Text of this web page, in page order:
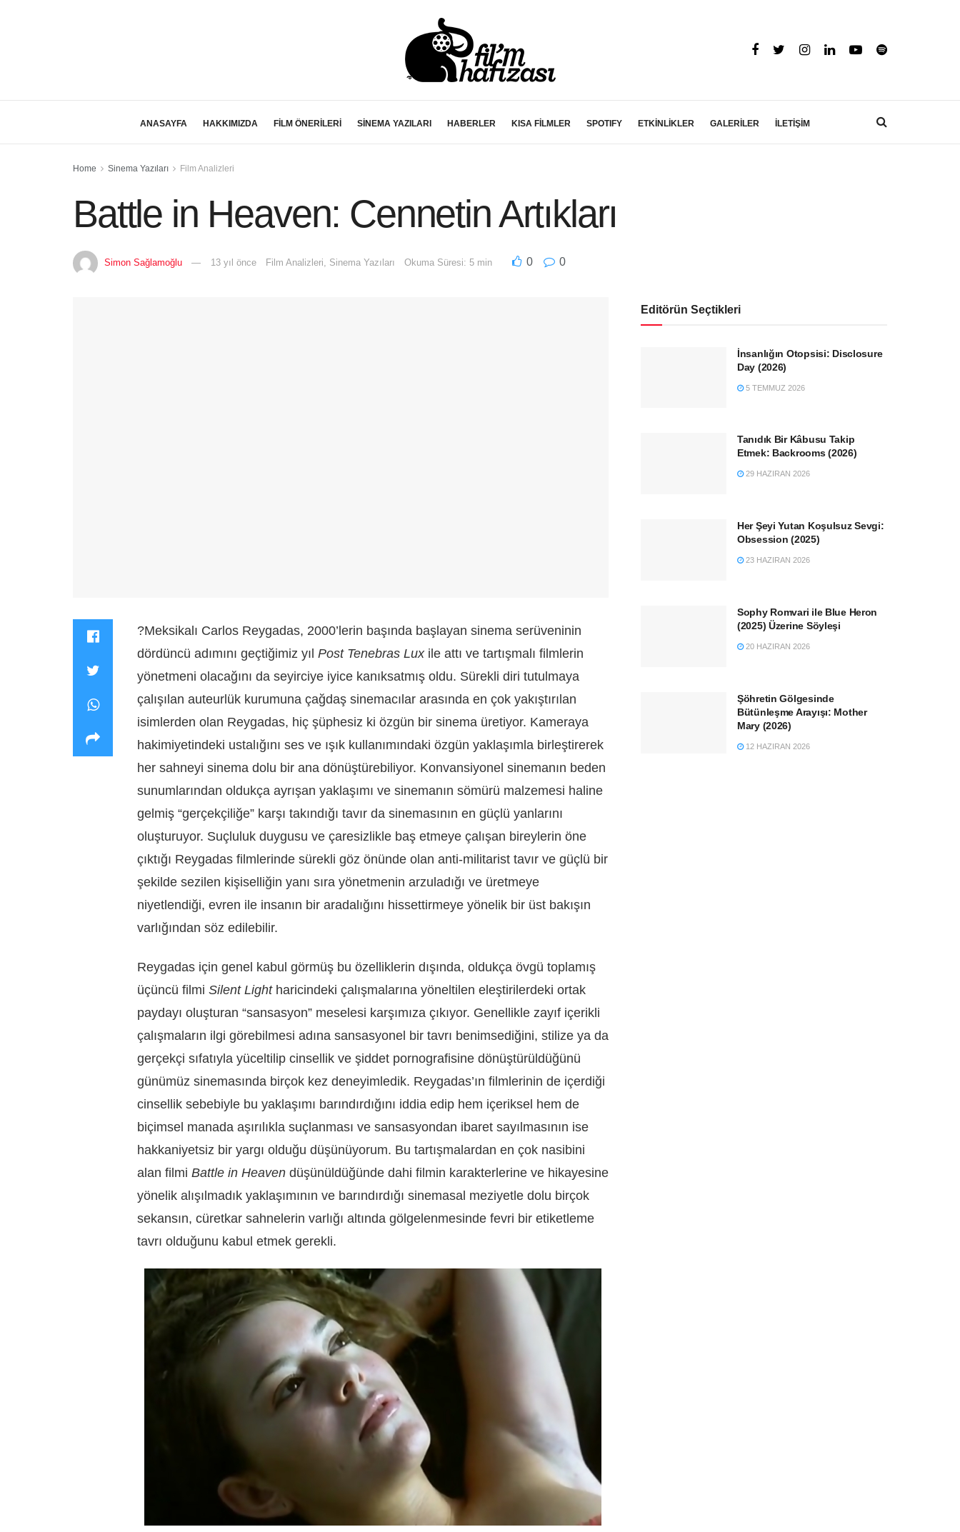
ANASAYFA HAKKIMIZDA FİLM ÖNERİLERİ SİNEMA YAZILARI HABERLER KISA FİLMLER SPOTIFY ETKİNLİKLER GALERİLER İLETİŞİM
Home Sinema Yazıları Film Analizleri
Battle in Heaven: Cennetin Artıkları
Simon Sağlamoğlu 13 yıl önce Film Analizleri Sinema Yazıları Okuma Süresi: 5 min 0 0
?Meksikalı Carlos Reygadas, 2000’lerin başında başlayan sinema serüveninin
dördüncü adımını geçtiğimiz yıl Post Tenebras Lux ile attı ve tartışmalı filmlerin
yönetmeni olacağını da seyirciye iyice kanıksatmış oldu. Sürekli diri tutulmaya
çalışılan auteurlük kurumuna çağdaş sinemacılar arasında en çok yakıştırılan
isimlerden olan Reygadas, hiç şüphesiz ki özgün bir sinema üretiyor. Kameraya
hakimiyetindeki ustalığını ses ve ışık kullanımındaki özgün yaklaşımla birleştirerek
her sahneyi sinema dolu bir ana dönüştürebiliyor. Konvansiyonel sinemanın beden
sunumlarından oldukça ayrışan yaklaşımı ve sinemanın sömürü malzemesi haline
gelmiş “gerçekçiliğe” karşı takındığı tavır da sinemasının en güçlü yanlarını
oluşturuyor. Suçluluk duygusu ve çaresizlikle baş etmeye çalışan bireylerin öne
çıktığı Reygadas filmlerinde sürekli göz önünde olan anti-militarist tavır ve güçlü bir
şekilde sezilen kişiselliğin yanı sıra yönetmenin arzuladığı ve üretmeye
niyetlendiği, evren ile insanın bir aradalığını hissettirmeye yönelik bir üst bakışın
varlığından söz edilebilir.
Reygadas için genel kabul görmüş bu özelliklerin dışında, oldukça övgü toplamış
üçüncü filmi Silent Lightharicindeki çalışmalarına yöneltilen eleştirilerdeki ortak
paydayı oluşturan “sansasyon” meselesi karşımıza çıkıyor. Genellikle zayıf içerikli
çalışmaların ilgi görebilmesi adına sansasyonel bir tavrı benimsediğini, stilize ya da
gerçekçi sıfatıyla yüceltilip cinsellik ve şiddet pornografisine dönüştürüldüğünü
günümüz sinemasında birçok kez deneyimledik. Reygadas’ın filmlerinin de içerdiği
cinsellik sebebiyle bu yaklaşımı barındırdığını iddia edip hem içeriksel hem de
biçimsel manada aşırılıkla suçlanması ve sansasyondan ibaret sayılmasının ise
hakkaniyetsiz bir yargı olduğu düşünüyorum. Bu tartışmalardan en çok nasibini
alan filmi Battle in Heaven düşünüldüğünde dahi filmin karakterlerine ve hikayesine
yönelik alışılmadık yaklaşımının ve barındırdığı sinemasal meziyetle dolu birçok
sekansın, cüretkar sahnelerin varlığı altında gölgelenmesinde fevri bir etiketleme
tavrı olduğunu kabul etmek gerekli.
Editörün Seçtikleri
İnsanlığın Otopsisi: Disclosure
Day (2026)
5 TEMMUZ 2026
Tanıdık Bir Kâbusu Takip
Etmek: Backrooms (2026)
29 HAZIRAN 2026
Her Şeyi Yutan Koşulsuz Sevgi:
Obsession (2025)
23 HAZIRAN 2026
Sophy Romvari ile Blue Heron
(2025) Üzerine Söyleşi
20 HAZIRAN 2026
Şöhretin Gölgesinde
Bütünleşme Arayışı: Mother
Mary (2026)
12 HAZIRAN 2026